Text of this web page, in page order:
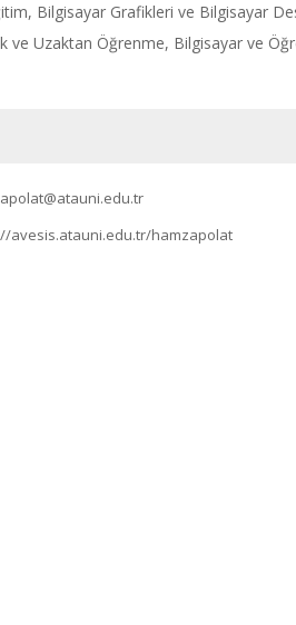
Bilgisayar Grafikleri ve Bilgisayar
ve Uzaktan Öğrenme, Bilgisayar ve
avesis.atauni.edu.tr/hamzapolat